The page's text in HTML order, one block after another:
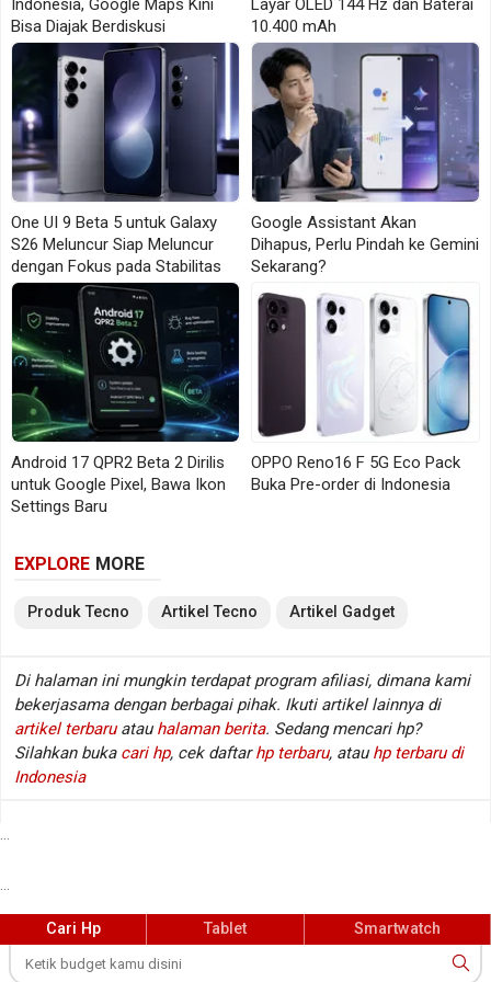
31.999 rupee. Jika dikonversi kasar, harganya berada
di kisaran Rp5,8 juta hingga Rp6,2 juta, bergantung
kurs dan skema pajak di masing-masing negara.
Media berbasis di Indonesia,Mint, menyebutkan
penjualan perangkat ini dijadwalkan mulai 18 Juni
melalui Flipkart dan jaringan retail di India.
Desain Futuristis dengan Alive Matrix
Display
Salah satu hal yang langsung mencuri perhatian dari
Tecno Pova 8 5G adalah desain belakangnya. Tecno
membekali ponsel ini dengan Alive Matrix Display,
sebuah panel visual interaktif yang menyatu dengan
modul kamera.
Panel ini bukan sekadar ornamen. Alive Matrix Display
dapat menampilkan animasi untuk notifikasi,
hingga aktivitas gaming. DetikInet mencatat panel
membuat tampilannya terasa lebih personal dan
Pendekatan desain seperti ini cukup menarik karena
pasar smartphone menengah kini tidak lagi hanya
bertarung di angka spesifikasi. Banyak merek mulai
mencari ciri visual yang mudah dikenali, terutama
Di bagian depan, Tecno Pova 8 5G membawa layar
Indonesia, Google Maps Kini
Bisa Diajak Berdiskusi
Layar OLED 144 Hz dan Baterai
10.400 mAh
One UI 9 Beta 5 untuk Galaxy
S26 Meluncur Siap Meluncur
dengan Fokus pada Stabilitas
Google Assistant Akan
Dihapus, Perlu Pindah ke Gemini
Sekarang?
Android 17 QPR2 Beta 2 Dirilis
untuk Google Pixel, Bawa Ikon
Settings Baru
OPPO Reno16 F 5G Eco Pack
Buka Pre-order di Indonesia
EXPLORE MORE
ProdukTecno ArtikelTecno Artikel Gadget
Di halaman ini mungkin terdapat program afiliasi, dimana kami
bekerjasama dengan berbagai pihak. Ikuti artikel lainnya di
artikel terbaru atau halaman berita. Sedang mencari hp?
Silahkan buka cari hp, cek daftar hp terbaru, atau hp terbaru di
Indonesia
...
...
Cari Hp Tablet Smartwatch